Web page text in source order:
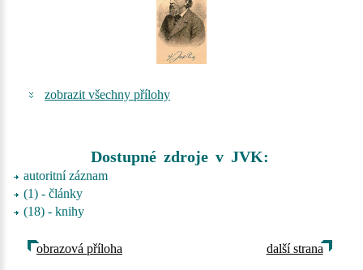
zobrazit všechny přílohy
Dostupné zdroje v JVK:
autoritní záznam
(1) - články
(18) - knihy
obrazová příloha další strana